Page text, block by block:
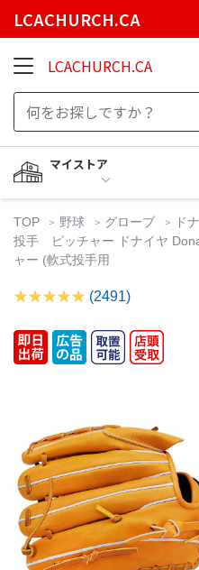
LCACHURCH.CA
LCACHURCH.CA
マイストア
TOP 野球 グローブ
ド
投手 ピッチャー ドナイヤ
ャー (軟式投手用
(2491)